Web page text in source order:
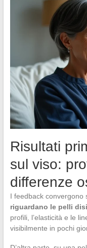
Risultati
sul viso:
differenze
I feedback convergono
riguardano le pelli
profili, l’elasticità e le
visibilmente in pochi